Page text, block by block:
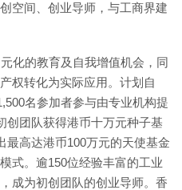
空间、创业导师，与工商界建
化的教育及自我增值机会，同
权转化为实际应用。计划自
名参加者参与由专业机构提
创团队获得港币十万元种子基
最高达港币100万元的天使基金
式。逾150位经验丰富的工业
成为初创团队的创业导师。香